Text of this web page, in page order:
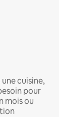
cuisine,
pour
mois ou